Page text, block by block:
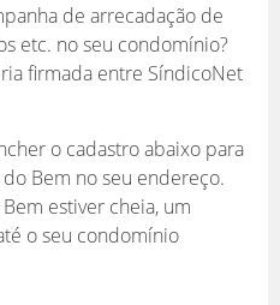
de arrecadação de
etc. no seu condomínio?
firmada entre SíndicoNet
o cadastro abaixo para
Bem no seu endereço.
estiver cheia, um
o seu condomínio